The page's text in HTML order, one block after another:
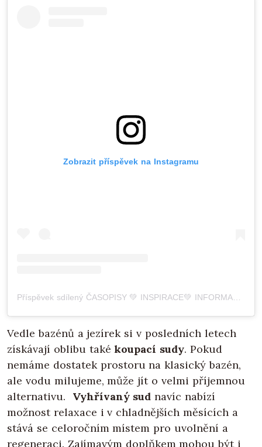
Zobrazit příspěvek na Instagramu
Příspěvek sdílený ČASOPISY 💚 INSPIRACE💚 INFORMACE (@drevo_a_stavby)
Vedle bazénů a jezírek si v posledních letech
získávají oblibu takékoupací sudy. Pokud
nemáme dostatek prostoru na klasický bazén,
ale vodu milujeme, může jít o velmi příjemnou
alternativu. Vyhřívaný sud navíc nabízí
možnost relaxace i v chladnějších měsících a
stává se celoročním místem pro uvolnění a
regeneraci. Zajímavým doplňkem mohou být i